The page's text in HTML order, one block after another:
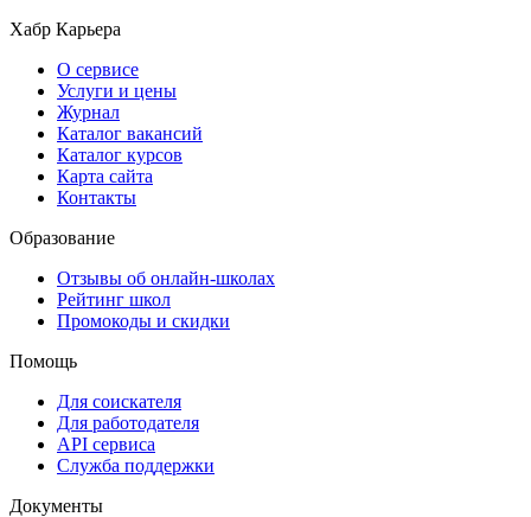
Хабр Карьера
О сервисе
Услуги и цены
Журнал
Каталог вакансий
Каталог курсов
Карта сайта
Контакты
Образование
Отзывы об онлайн-школах
Рейтинг школ
Промокоды и скидки
Помощь
Для соискателя
Для работодателя
API сервиса
Служба поддержки
Документы